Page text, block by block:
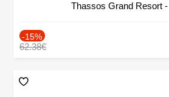
Thassos Grand Resort -
-15%
62.38€